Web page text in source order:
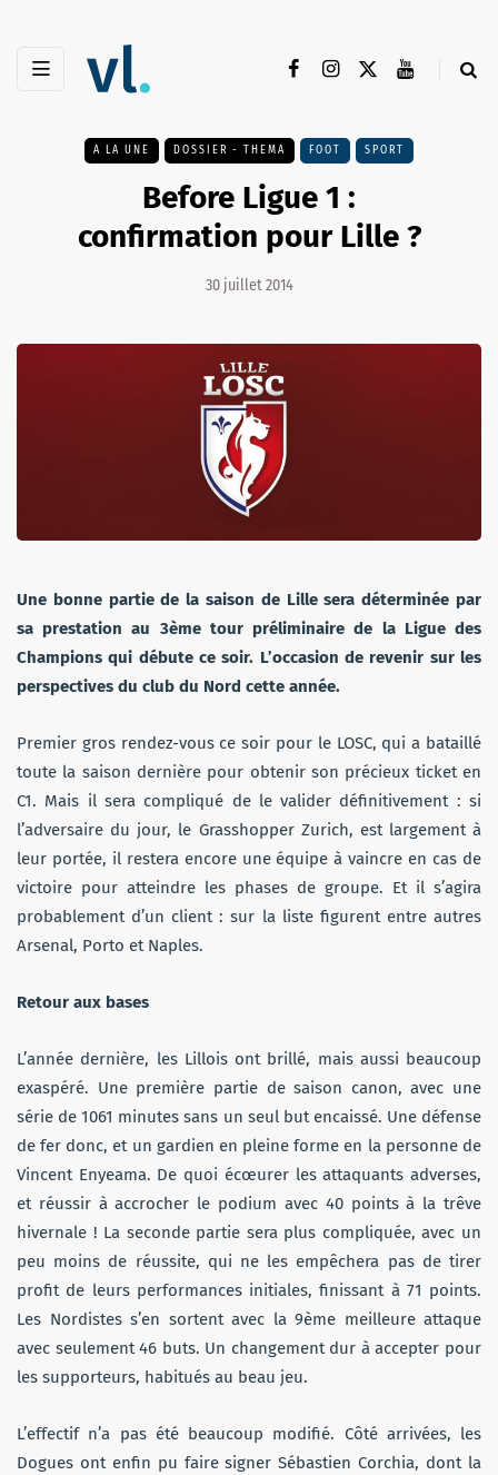
A LA UNE DOSSIER - THEMA FOOT SPORT
Before Ligue 1 :
confirmation pour Lille ?
30 juillet 2014
Une bonne partie de la saison de Lille sera déterminée par
sa prestation au 3ème tour préliminaire de la Ligue des
Champions qui débute ce soir. L’occasion de revenir sur les
perspectives du club du Nord cette année.
Premier gros rendez-vous ce soir pour le LOSC, qui a bataillé
toute la saison dernière pour obtenir son précieux ticket en
C1. Mais il sera compliqué de le valider définitivement : si
l’adversaire du jour, le Grasshopper Zurich, est largement à
leur portée, il restera encore une équipe à vaincre en cas de
victoire pour atteindre les phases de groupe. Et il s’agira
probablement d’un client : sur la liste figurent entre autres
Arsenal, Porto et Naples.
Retour aux bases
L’année dernière, les Lillois ont brillé, mais aussi beaucoup
exaspéré. Une première partie de saison canon, avec une
série de 1061 minutes sans un seul but encaissé. Une défense
de fer donc, et un gardien en pleine forme en la personne de
Vincent Enyeama. De quoi écœurer les attaquants adverses,
et réussir à accrocher le podium avec 40 points à la trêve
hivernale ! La seconde partie sera plus compliquée, avec un
peu moins de réussite, qui ne les empêchera pas de tirer
profit de leurs performances initiales, finissant à 71 points.
Les Nordistes s’en sortent avec la 9ème meilleure attaque
avec seulement 46 buts. Un changement dur à accepter pour
les supporteurs, habitués au beau jeu.
L’effectif n’a pas été beaucoup modifié. Côté arrivées, les
Dogues ont enfin pu faire signer Sébastien Corchia, dont la